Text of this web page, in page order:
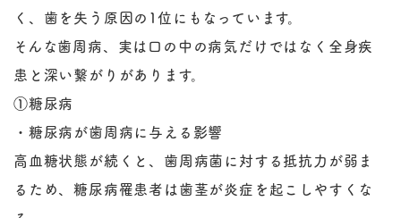
く、歯を失う原因の1位にもなっています。
そんな歯周病、実は口の中の病気だけではなく全身疾
患と深い繋がりがあります。
①糖尿病
・糖尿病が歯周病に与える影響
高血糖状態が続くと、歯周病菌に対する抵抗力が弱ま
るため、糖尿病罹患者は歯茎が炎症を起こしやすくな